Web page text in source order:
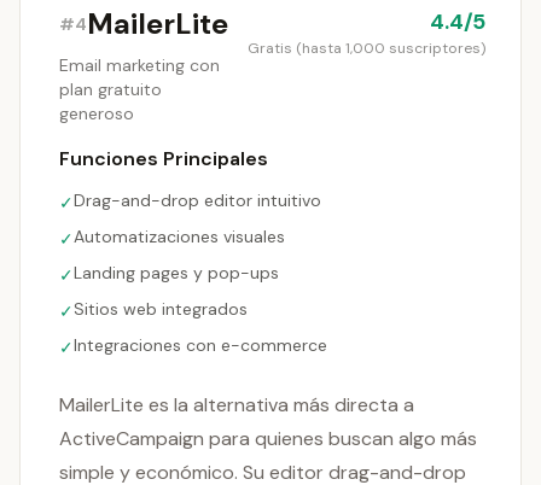
#4MailerLite
Email marketing con
plan gratuito
generoso
4.4/5
Gratis (hasta 1,000 suscriptores)
Funciones Principales
✓Drag-and-drop editor intuitivo
✓Automatizaciones visuales
✓Landing pages y pop-ups
✓Sitios web integrados
✓Integraciones con e-commerce
MailerLite es la alternativa más directa a
ActiveCampaign para quienes buscan algo más
simple y económico. Su editor drag-and-drop